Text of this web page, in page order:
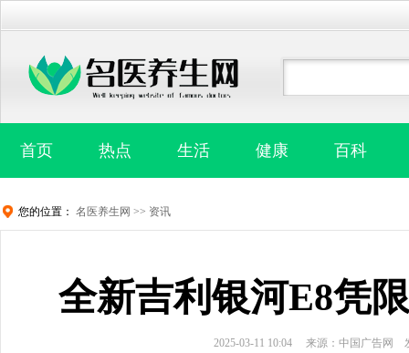
首页 热点 生活 健康 百科
您的位置： 名医养生网 >> 资讯
全新吉利银河E8凭
2025-03-11 10:04 来源：中国广告网